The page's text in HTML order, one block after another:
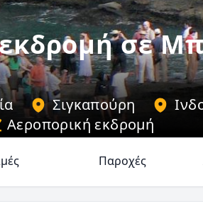
σε
Σιγκαπούρη
Αεροπορική εκδρομή
Παροχές